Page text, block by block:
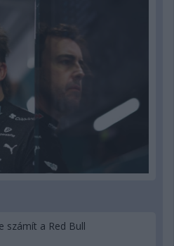
számít a Red Bull